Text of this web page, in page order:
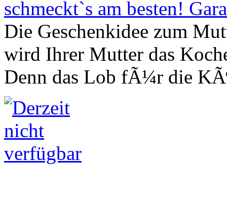
Die Geschenkidee zum
wird Ihrer Mutter das
Denn das Lob fÃ¼r die